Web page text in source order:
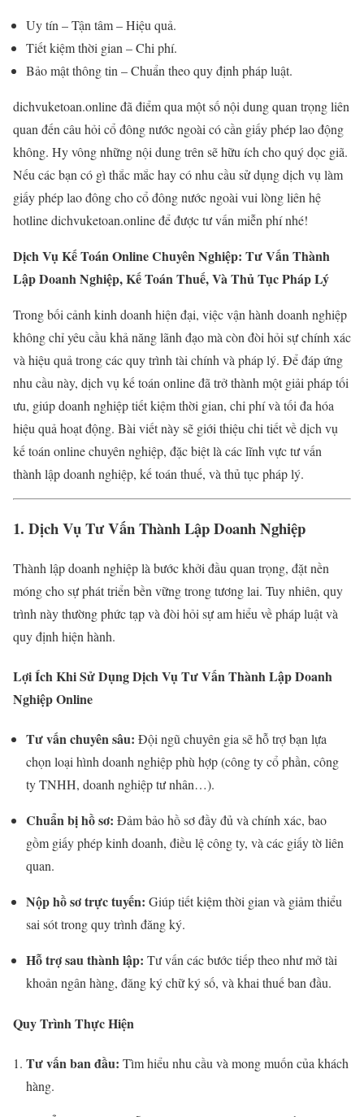
Uy tín – Tận tâm – Hiệu quả.
Tiết kiệm thời gian – Chi phí.
Bảo mật thông tin – Chuẩn theo quy định pháp luật.
dichvuketoan.online đã điểm qua một số nội dung quan trọng liên
quan đến câu hỏi cổ đông nước ngoài có cần giấy phép lao động
không. Hy vông những nội dung trên sẽ hữu ích cho quý dọc giã.
Nếu các bạn có gì thắc mắc hay có nhu cầu sử dụng dịch vụ làm
giấy phép lao đông cho cổ đông nước ngoài vui lòng liên hệ
hotline dichvuketoan.online để được tư vấn miễn phí nhé!
Dịch Vụ Kế Toán Online Chuyên Nghiệp: Tư Vấn Thành
Lập Doanh Nghiệp, Kế Toán Thuế, Và Thủ Tục Pháp Lý
Trong bối cảnh kinh doanh hiện đại, việc vận hành doanh nghiệp
không chỉ yêu cầu khả năng lãnh đạo mà còn đòi hỏi sự chính xác
và hiệu quả trong các quy trình tài chính và pháp lý. Để đáp ứng
nhu cầu này, dịch vụ kế toán online đã trở thành một giải pháp tối
ưu, giúp doanh nghiệp tiết kiệm thời gian, chi phí và tối đa hóa
hiệu quả hoạt động. Bài viết này sẽ giới thiệu chi tiết về dịch vụ
kế toán online chuyên nghiệp, đặc biệt là các lĩnh vực tư vấn
thành lập doanh nghiệp, kế toán thuế, và thủ tục pháp lý.
1. Dịch Vụ Tư Vấn Thành Lập Doanh Nghiệp
Thành lập doanh nghiệp là bước khởi đầu quan trọng, đặt nền
móng cho sự phát triển bền vững trong tương lai. Tuy nhiên, quy
trình này thường phức tạp và đòi hỏi sự am hiểu về pháp luật và
quy định hiện hành.
Lợi Ích Khi Sử Dụng Dịch Vụ Tư Vấn Thành Lập Doanh
Nghiệp Online
Tư vấn chuyên sâu: Đội ngũ chuyên gia sẽ hỗ trợ bạn lựa
chọn loại hình doanh nghiệp phù hợp (công ty cổ phần, công
ty TNHH, doanh nghiệp tư nhân…).
Chuẩn bị hồ sơ: Đảm bảo hồ sơ đầy đủ và chính xác, bao
gồm giấy phép kinh doanh, điều lệ công ty, và các giấy tờ liên
quan.
Nộp hồ sơ trực tuyến: Giúp tiết kiệm thời gian và giảm thiểu
sai sót trong quy trình đăng ký.
Hỗ trợ sau thành lập: Tư vấn các bước tiếp theo như mở tài
khoản ngân hàng, đăng ký chữ ký số, và khai thuế ban đầu.
Quy Trình Thực Hiện
Tư vấn ban đầu: Tìm hiểu nhu cầu và mong muốn của khách
hàng.